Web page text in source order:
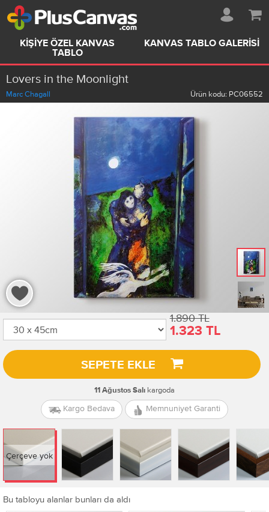
KIŞIYE ÖZEL KANVAS
TABLO
KANVAS TABLO GALERISI
Lovers in the Moonlight
Marc Chagall Ürün kodu: PC06552
1.890 TL
1.323 TL
SEPETE EKLE
11 Ağustos Salı kargoda
Kargo Bedava Memnuniyet Garanti
Çerçeve yok
Bu tabloyu alanlar bunları da aldı